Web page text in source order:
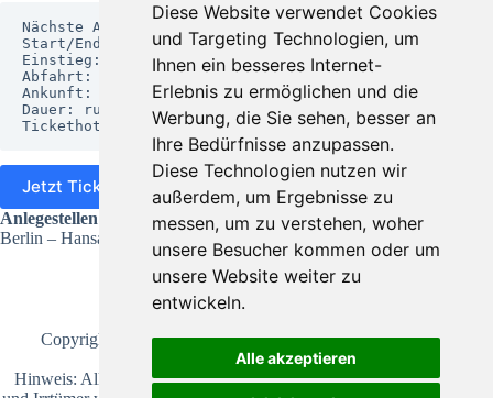
Diese Website verwendet Cookies
und Targeting Technologien, um
Ihnen ein besseres Internet-
Erlebnis zu ermöglichen und die
Werbung, die Sie sehen, besser an
Ihre Bedürfnisse anzupassen.
Diese Technologien nutzen wir
außerdem, um Ergebnisse zu
messen, um zu verstehen, woher
unsere Besucher kommen oder um
unsere Website weiter zu
entwickeln.
Alle akzeptieren
Nächste Ablegetermine: im August
Start/Ende: Hansabrücke, Berlin
Einstieg: 19:30 Uhr
Abfahrt: 20:00 Uhr
Ankunft: 24:00 Uhr
Dauer: rund 4 Stunden
Tickethotline: +49 30 6796147-0
Jetzt Ticket online kaufen
Anlegestellen:
Berlin – Hansabrücke
Copyright © 2026 ·Bootstourpiraten· Alle Rechte
vorbehalten
Hinweis: Alle Angaben sind gründlich recherchiert. Fehler